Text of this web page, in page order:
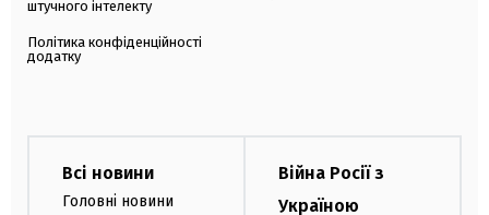
штучного інтелекту
Політика конфіденційності
додатку
Всі новини
Головні новини
Війна Росії з
Україною